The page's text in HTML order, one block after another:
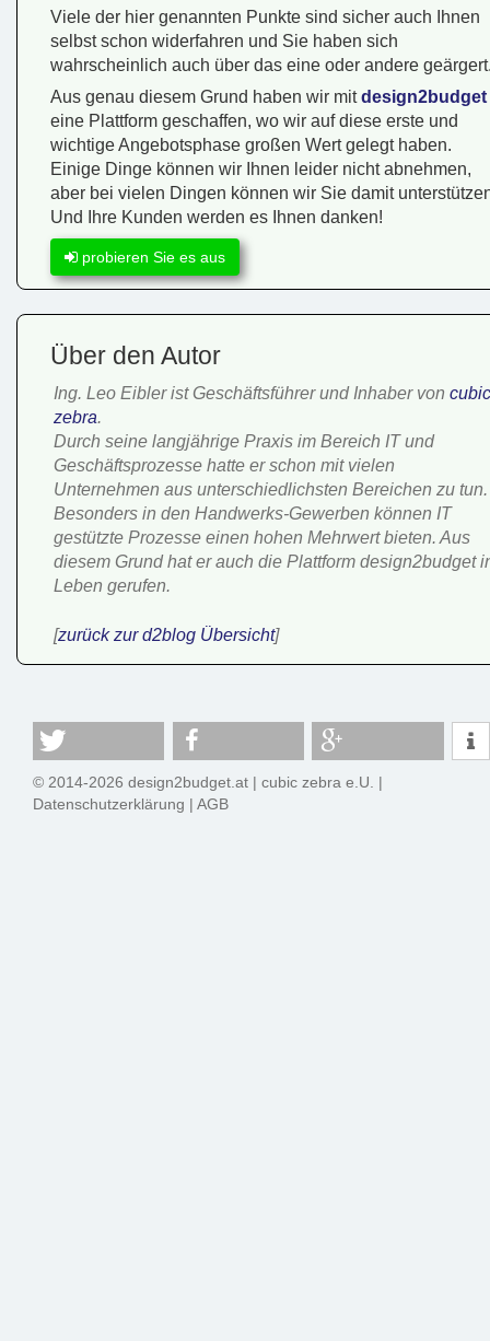
Viele der hier genannten Punkte sind sicher auch Ihnen
selbst schon widerfahren und Sie haben sich
wahrscheinlich auch über das eine oder andere
Aus genau diesem Grund haben wir mitdesign2budget
eine Plattform geschaffen, wo wir auf diese erste und
wichtige Angebotsphase großen Wert gelegt haben.
Einige Dinge können wir Ihnen leider nicht abnehmen,
aber bei vielen Dingen können wir Sie damit
Und Ihre Kunden werden es Ihnen danken!
probieren Sie es aus
Über den Autor
Ing. Leo Eibler ist Geschäftsführer und Inhaber von cubic
zebra.
Durch seine langjährige Praxis im Bereich IT und
Geschäftsprozesse hatte er schon mit vielen
Unternehmen aus unterschiedlichsten Bereichen zu tun.
Besonders in den Handwerks-Gewerben können IT
gestützte Prozesse einen hohen Mehrwert bieten. Aus
diesem Grund hat er auch die Plattform design2budget
Leben gerufen.
[zurück zur d2blog Übersicht]
© 2014-2026 design2budget.at |cubic zebra e.U.
|
Datenschutzerklärung |AGB